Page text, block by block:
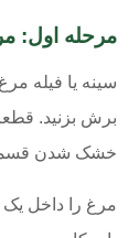
مرحله اول:
سینه یا فیله
برش بزنید.
خشک شدن
مرغ را داخل یک